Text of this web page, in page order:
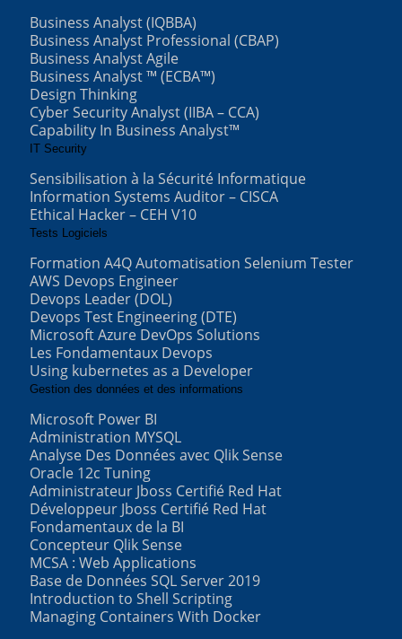
Business Analyst (IQBBA)
Business Analyst Professional (CBAP)
Business Analyst Agile
Business Analyst ™ (ECBA™)
Design Thinking
Cyber Security Analyst (IIBA – CCA)
Capability In Business Analyst™
IT Security
Sensibilisation à la Sécurité Informatique
Information Systems Auditor – CISCA
Ethical Hacker – CEH V10
Tests Logiciels
Formation A4Q Automatisation Selenium Tester
AWS Devops Engineer
Devops Leader (DOL)
Devops Test Engineering (DTE)
Microsoft Azure DevOps Solutions
Les Fondamentaux Devops
Using kubernetes as a Developer
Gestion des données et des informations
Microsoft Power BI
Administration MYSQL
Analyse Des Données avec Qlik Sense
Oracle 12c Tuning
Administrateur Jboss Certifié Red Hat
Développeur Jboss Certifié Red Hat
Fondamentaux de la BI
Concepteur Qlik Sense
MCSA : Web Applications
Base de Données SQL Server 2019
Introduction to Shell Scripting
Managing Containers With Docker